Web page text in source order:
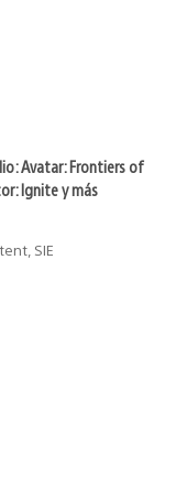
Avatar: Frontiers of
Ignite y más
SIE